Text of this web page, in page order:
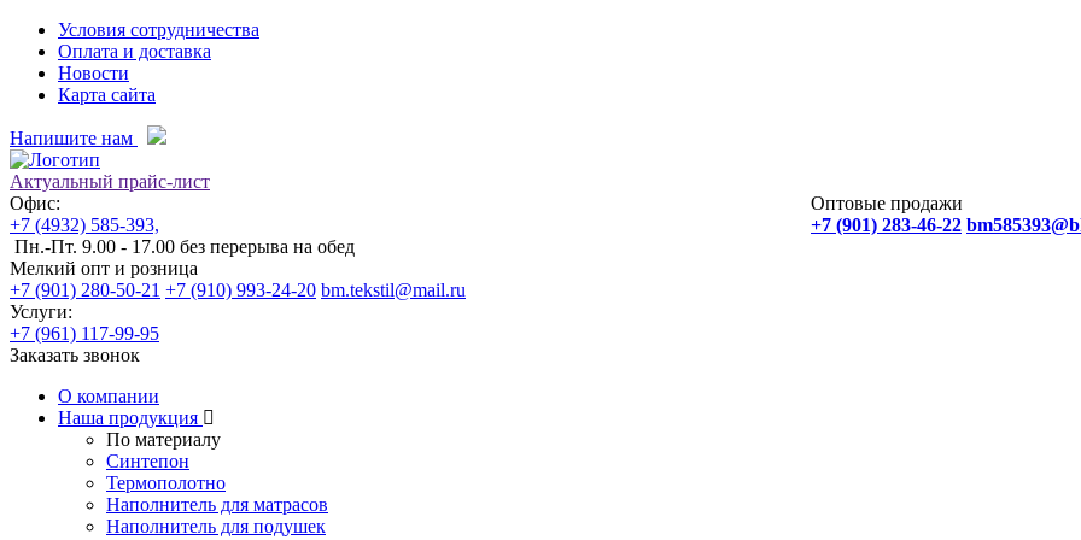
Условия сотрудничества
Оплата и доставка
Новости
Карта сайта
Напишите нам
Актуальный прайс-лист
Офис:
+7 (4932) 585-393,
Пн.-Пт. 9.00 - 17.00 без перерыва на обед
Оптовые продажи
+7 (901) 283-46-22
Мелкий опт и розница
+7 (901) 280-50-21 +7 (910) 993-24-20 bm.tekstil@mail.ru
Услуги:
+7 (961) 117-99-95
Заказать звонок
О компании
Наша продукция
По материалу
Синтепон
Термополотно
Наполнитель для матрасов
Наполнитель для подушек